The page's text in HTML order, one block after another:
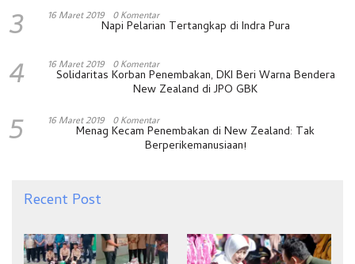
3 16 Maret 2019 0 Komentar
Napi Pelarian Tertangkap di Indra Pura
4 16 Maret 2019 0 Komentar
Solidaritas Korban Penembakan, DKI Beri Warna Bendera
New Zealand di JPO GBK
5 16 Maret 2019 0 Komentar
Menag Kecam Penembakan di New Zealand: Tak
Berperikemanusiaan!
Recent Post